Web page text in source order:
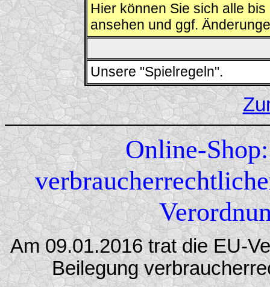
Hier können Sie sich alle
ansehen und ggf.
Unsere "Spielregeln".
Online-
Am 09.01.2016 trat die EU-
Beilegung